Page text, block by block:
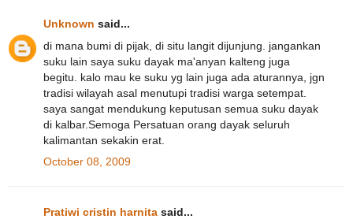
Unknown said...
di mana bumi di pijak, di situ langit dijunjung. jangankan
suku lain saya suku dayak ma'anyan kalteng juga
begitu. kalo mau ke suku yg lain juga ada aturannya, jgn
tradisi wilayah asal menutupi tradisi warga setempat.
saya sangat mendukung keputusan semua suku dayak
di kalbar.Semoga Persatuan orang dayak seluruh
kalimantan sekakin erat.
October 08, 2009
Pratiwi cristin harnita said...